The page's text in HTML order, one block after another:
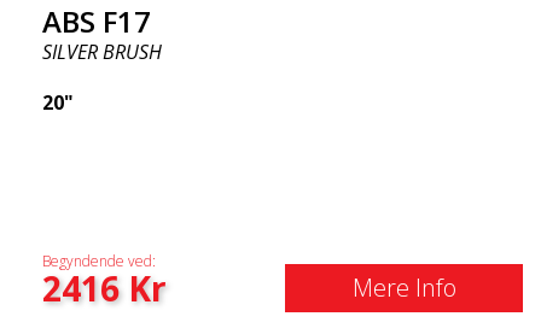
ABS F17
SILVER BRUSH
20"
Begyndende ved:
2416Kr Mere Info